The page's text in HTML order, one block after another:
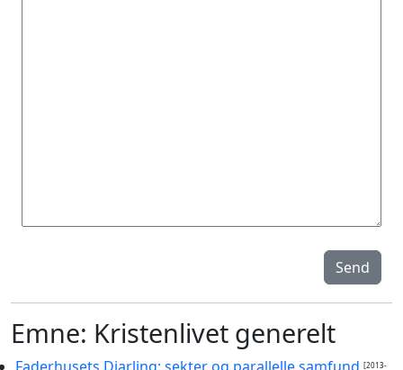
Send
Emne: Kristenlivet generelt
[2013-